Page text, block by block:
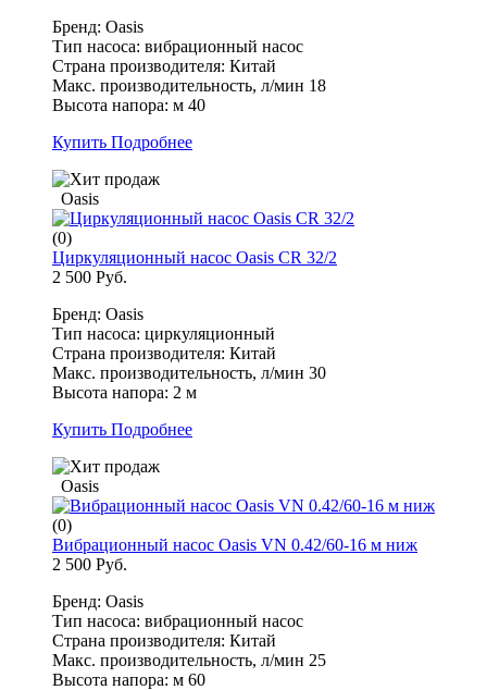
Бренд: Oasis
Тип насоса: вибрационный насос
Страна производителя: Китай
Макс. производительность, л/мин 18
Высота напора: м 40
Купить Подробнее
Oasis
(0)
Циркуляционный насос Oasis CR 32/2
2 500 Руб.
Бренд: Oasis
Тип насоса: циркуляционный
Страна производителя: Китай
Макс. производительность, л/мин 30
Высота напора: 2 м
Купить Подробнее
Oasis
(0)
Вибрационный насос Oasis VN 0.42/60-16 м ниж
2 500 Руб.
Бренд: Oasis
Тип насоса: вибрационный насос
Страна производителя: Китай
Макс. производительность, л/мин 25
Высота напора: м 60